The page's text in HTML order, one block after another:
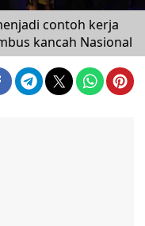
contoh kerja
kancah Nasional